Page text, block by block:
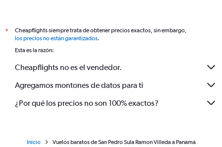
*
Cheapflights siempre trata de obtener precios exactos, sin embargo,
los precios no están garantizados.
Esta es la razón:
Cheapflights no es el vendedor.
Agregamos montones de datos para ti
¿Por qué los precios no son 100% exactos?
Inicio Vuelos baratos de San Pedro Sula Ramon Villeda a Panamá